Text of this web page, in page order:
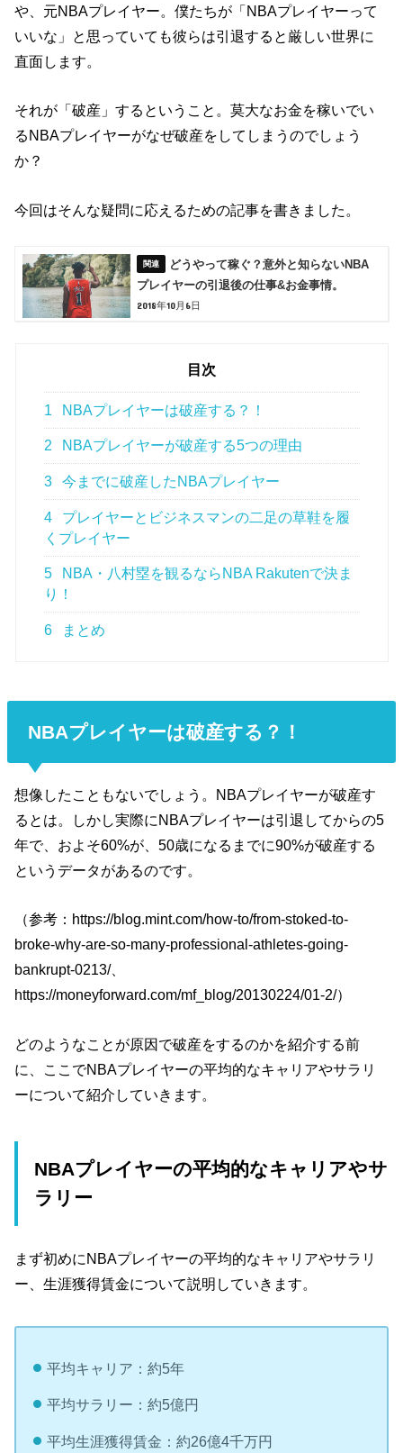
や、元NBAプレイヤー。僕たちが「NBAプレイヤーって
いいな」と思っていても彼らは引退すると厳しい世界に
直面します。
それが「破産」するということ。莫大なお金を稼いでい
るNBAプレイヤーがなぜ破産をしてしまうのでしょう
か？
今回はそんな疑問に応えるための記事を書きました。
どうやって稼ぐ？意外と知らないNBA
プレイヤーの引退後の仕事&お金事情。
2018年10月6日
目次
1 NBAプレイヤーは破産する？！
2 NBAプレイヤーが破産する5つの理由
3 今までに破産したNBAプレイヤー
4
プレイヤーとビジネスマンの二足の草鞋を履
くプレイヤー
5
NBA・八村塁を観るならNBA Rakutenで決ま
り！
6 まとめ
NBAプレイヤーは破産する？！
想像したこともないでしょう。NBAプレイヤーが破産す
るとは。しかし実際にNBAプレイヤーは引退してからの5
年で、およそ60%が、50歳になるまでに90%が破産する
というデータがあるのです。
（参考：https://blog.mint.com/how-to/from-stoked-to-
broke-why-are-so-many-professional-athletes-going-
bankrupt-0213/、
https://moneyforward.com/mf_blog/20130224/01-2/）
どのようなことが原因で破産をするのかを紹介する前
に、ここでNBAプレイヤーの平均的なキャリアやサラリ
ーについて紹介していきます。
NBAプレイヤーの平均的なキャリアやサ
ラリー
まず初めにNBAプレイヤーの平均的なキャリアやサラリ
ー、生涯獲得賃金について説明していきます。
平均キャリア：約5年
平均サラリー：約5億円
平均生涯獲得賃金：約26億4千万円